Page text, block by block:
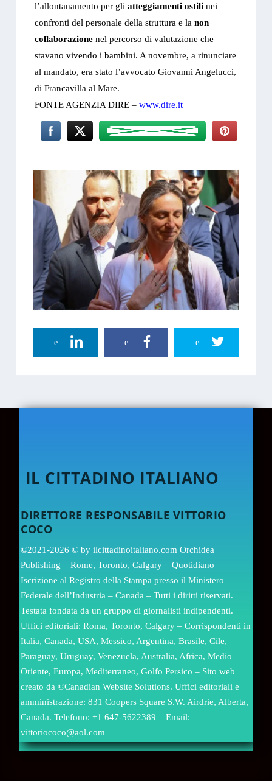
l’allontanamento per gliatteggiamenti ostilinei
confronti del personale della struttura e la non
collaborazionenel percorso di valutazione che
stavano vivendo i bambini. A novembre, a rinunciare
al mandato, era stato l’avvocato Giovanni Angelucci,
di Francavilla al Mare.
FONTE AGENZIA DIRE –www.dire.it
Twitter Share
Facebook Share
IL CITTADINO ITALIANO
DIRETTORE RESPONSABILE VITTORIO
COCO
©2021-2026 © by ilcittadinoitaliano.com Orchidea
Publishing – Rome, Toronto, Calgary – Quotidiano –
Iscrizione al Registro della Stampa presso il Ministero
Federale dell’Industria – Canada – Tutti i diritti riservati.
Testata fondata da un gruppo di giornalisti indipendenti.
Uffici editoriali: Roma, Toronto, Calgary – Corrispondenti in
Italia, Canada, USA, Messico, Argentina, Brasile, Cile,
Paraguay, Uruguay, Venezuela, Australia, Africa, Medio
Oriente, Europa, Mediterraneo, Golfo Persico – Sito web
creato da ©Canadian Website Solutions. Uffici editoriali e
amministrazione: 831 Coopers Square S.W. Airdrie, Alberta,
Canada. Telefono: +1 647-5622389 – Email:
vittoriococo@aol.com